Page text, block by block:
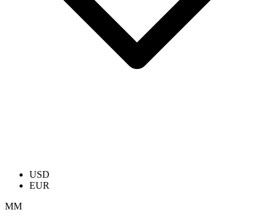
USD
EUR
ММ